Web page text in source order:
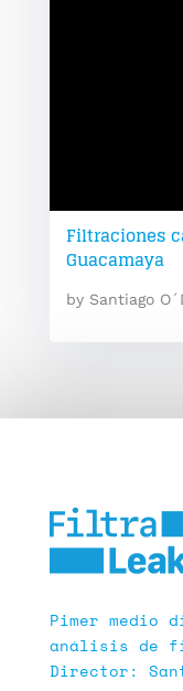
Filtraciones
Guacamaya
by Santiago
Pimer
análisis de
Director: